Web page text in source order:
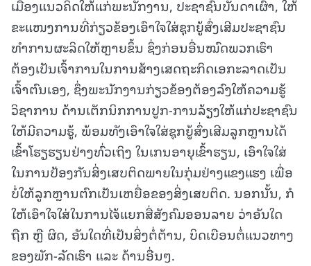
ເມືອງແນວຄິດໃຫ້ແກ່ພະນັກງານ, ປະຊາຊົນບັນດາເຜົ່າ, ໃຫ້
ຂະແໜງການທີ່ກ່ຽວຂ້ອງເອົາໃຈໃສ່ຊຸກຍູ້ສົ່ງເສີມປະຊາຊົນ
ທໍາການຜະລິດໃຫ້ຫຼາຍຂຶ້ນ ຊຶ່ງກ່ອນອື່ນໝົດພວກເຮົາ
ຕ້ອງເປັນເຈົ້າການໃນການສ້າງເສດຖະກິດເອກະລາດເປັນ
ເຈົ້າຕົນເອງ, ຊຶ່ງພະນັກງານກ່ຽວຂ້ອງຕ້ອງລົງໃຫ້ຄວາມຮູ້
ວິຊາການ ດ້ານເຕັກນິກການປູກ-ການລ້ຽງໃຫ້ແກ່ປະຊາຊົນ
ໃຫ້ມີຄວາມຮູ້, ພ້ອມທັງເອົາໃຈໃສ່ຊຸກຍູ້ສົ່ງເສີມລູກຫຼານໄດ້
ເຂົ້າໂຮຽຮຽນຢ່າງທົ່ວເຖິງ ໃນເກນອາຍຸເຂົ້າຮຽນ, ເອົາໃຈໃສ່
ໃນການປ້ອງກັນສິ່ງເສບຕິດພາຍໃນກຸ່ມຢ່າງແຂງແຮງ ເພື່ອ
ບໍ່ໃຫ້ລູກຫຼານຕົກເປັນເຫຍື່ອຂອງສິ່ງເສບຕິດ. ນອກນັ້ນ, ກໍ
ໃຫ້ເອົາໃຈໃສ່ໃນການໄຈ້ແຍກສື່ສັງຄົມອອນລາຍ ວ່າອັນໃດ
ຖືກ ຫຼື ຜິດ, ອັນໃດທີ່ເປັນສິ່ງຕໍ່ຕ້ານ, ບິດເບືອນຕໍ່ແນວທາງ
ຂອງພັກ-ລັດເຮົາ ແລະ ດ້ານອື່ນໆ.